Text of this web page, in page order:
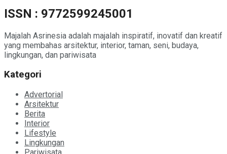
ISSN : 9772599245001
Majalah Asrinesia adalah majalah inspiratif, inovatif dan kreatif
yang membahas arsitektur, interior, taman, seni, budaya,
lingkungan, dan pariwisata
Kategori
Advertorial
Arsitektur
Berita
Interior
Lifestyle
Lingkungan